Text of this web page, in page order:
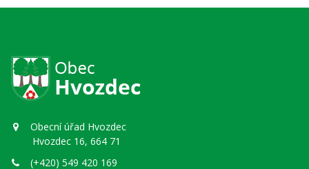
Obecní úřad Hvozdec
Hvozdec 16, 664 71
(+420) 549 420 169